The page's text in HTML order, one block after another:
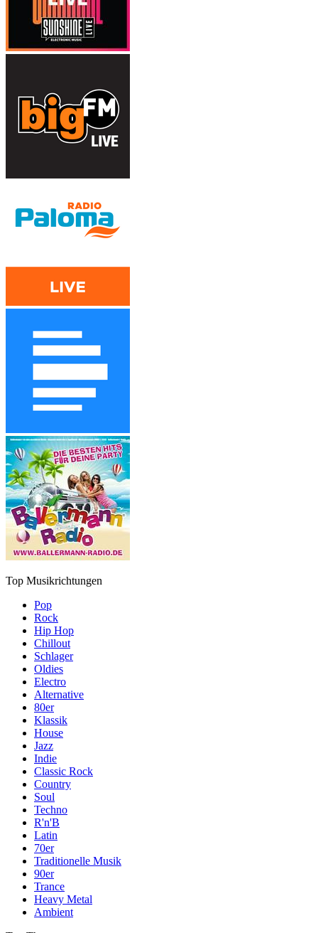
Top Musikrichtungen
Pop
Rock
Hip Hop
Chillout
Schlager
Oldies
Electro
Alternative
80er
Klassik
House
Jazz
Indie
Classic Rock
Country
Soul
Techno
R'n'B
Latin
70er
Traditionelle Musik
90er
Trance
Heavy Metal
Ambient